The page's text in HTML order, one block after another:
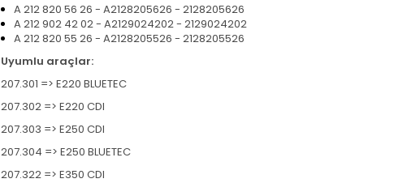
A 212 820 56 26 - A2128205626 - 2128205626
A 212 902 42 02 - A2129024202 - 2129024202
A 212 820 55 26 - A2128205526 - 2128205526
Uyumlu araçlar:
207.301 => E220 BLUETEC
207.302 => E220 CDI
207.303 => E250 CDI
207.304 => E250 BLUETEC
207.322 => E350 CDI